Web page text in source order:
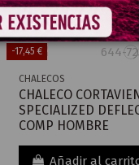
-17,45 €
CHALECOS
CHALECO
SPECIALIZED
COMP HOMBRE
Añadir al